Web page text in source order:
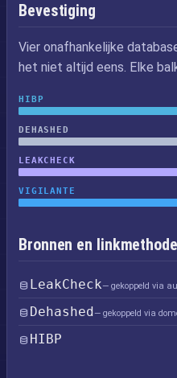
Bevestiging
Vier onafhankelijke
het niet altijd eens. Elke
HIBP
DEHASHED
LEAKCHECK
VIGILANTE
Bronnen en
LeakCheck— gekoppeld via
Dehashed— gekoppeld via
HIBP